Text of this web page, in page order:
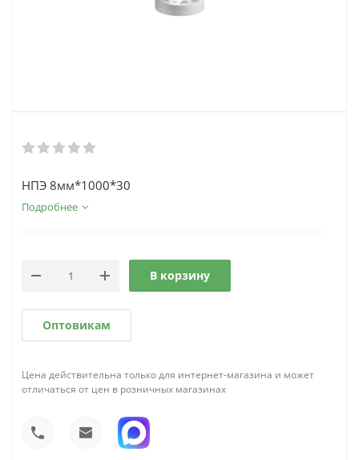
НПЭ 8мм*1000*30
Подробнее
В корзину
Оптовикам
Цена действительна только для интернет-магазина и может
отличаться от цен в розничных магазинах